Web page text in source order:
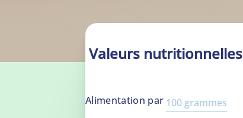
Valeurs nutritionnelles
Alimentation par 100 grammes